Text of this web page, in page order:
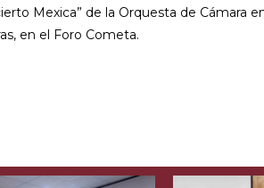
Mexica” de la Orquesta de Cámara
en el Foro Cometa.